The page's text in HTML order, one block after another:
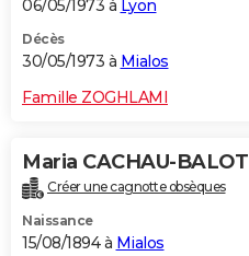
06/05/1973 à Lyon
Décès
30/05/1973 à Mialos
Famille ZOGHLAMI
Maria CACHAU-BALOT
Créer une cagnotte obsèques
Naissance
15/08/1894 à Mialos